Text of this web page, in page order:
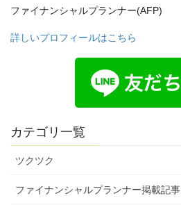
ファイナンシャルプランナー(AFP)
詳しいプロフィールはこちら
カテゴリ一覧
ツクツク
ファイナンシャルプランナー掲載記事